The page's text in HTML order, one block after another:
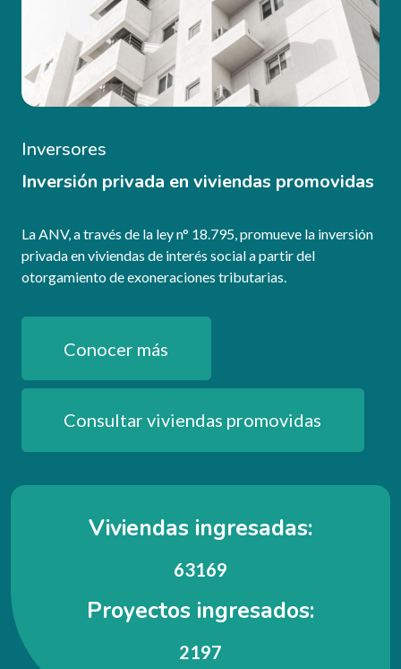
Inversores
Inversión privada en viviendas promovidas
La ANV, a través de la ley n° 18.795, promueve la inversión
privada en viviendas de interés social a partir del
otorgamiento de exoneraciones tributarias.
Conocer más
Consultar viviendas promovidas
Viviendas ingresadas:
63169
Proyectos ingresados:
2197